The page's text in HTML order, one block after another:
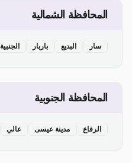
المحافظة الشمالية
سار البديع باربار الجنبية
المحافظة الجنوبية
الرفاع مدينة عيسى عالي